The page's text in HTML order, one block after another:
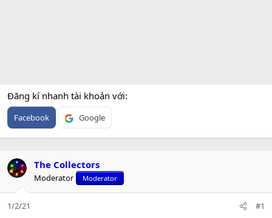
Đăng kí nhanh tài khoản với
Facebook Google
The Collectors
Moderator Moderator
1/2/21 #1